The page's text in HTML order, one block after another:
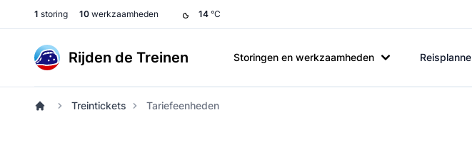
1 storing 10 werkzaamheden 14 °C
Rijden de Treinen Storingen en werkzaamheden
Treintickets Tariefeenheden